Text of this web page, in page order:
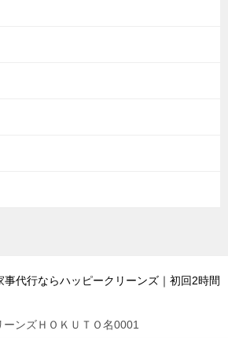
代行ならハッピークリーンズ｜初回2時間
ンズＨＯＫＵＴＯ名0001